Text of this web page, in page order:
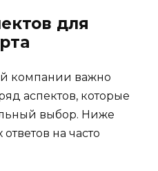
для
компании важно
аспектов, которые
выбор. Ниже
на часто